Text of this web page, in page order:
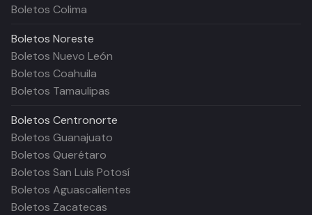
Boletos Colima
Boletos Noreste
Boletos Nuevo León
Boletos Coahuila
Boletos Tamaulipas
Boletos Centronorte
Boletos Guanajuato
Boletos Querétaro
Boletos San Luis Potosí
Boletos Aguascalientes
Boletos Zacatecas